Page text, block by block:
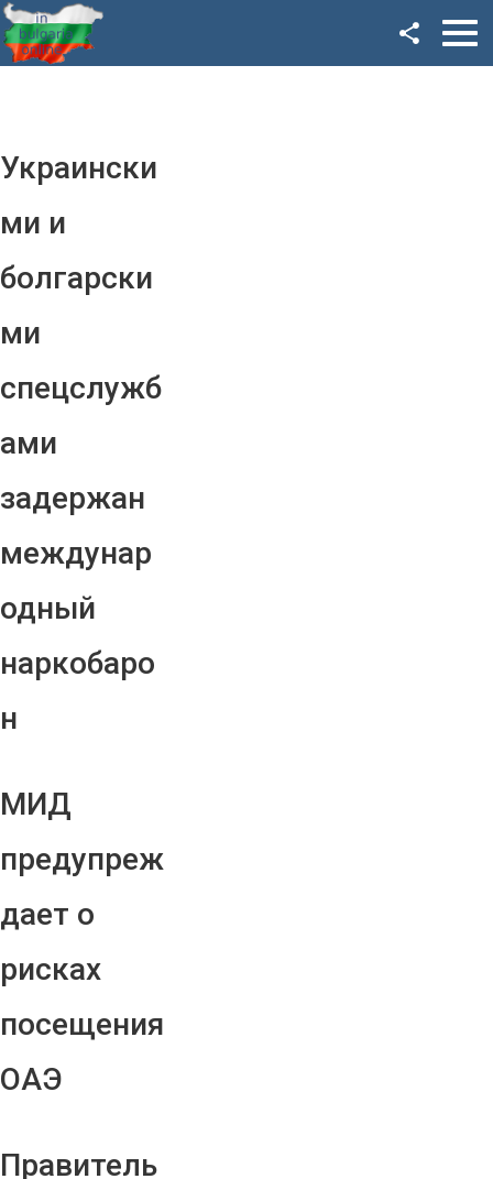
Украински
ми и
болгарски
ми
спецслужб
ами
задержан
междунар
одный
наркобаро
н
МИД
предупреж
дает о
рисках
посещения
ОАЭ
Правитель